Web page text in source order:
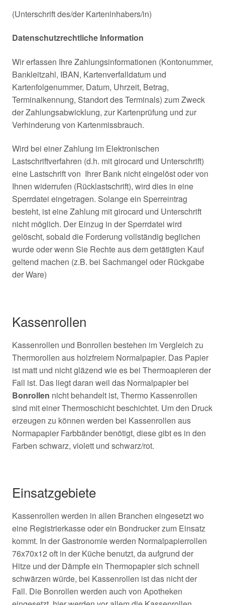
(Unterschrift des/der Karteninhabers/in)
Datenschutzrechtliche Information
Wir erfassen Ihre Zahlungsinformationen (Kontonummer,
Bankleitzahl, IBAN, Kartenverfalldatum und
Kartenfolgenummer, Datum, Uhrzeit, Betrag,
Terminalkennung, Standort des Terminals) zum Zweck
der Zahlungsabwicklung, zur Kartenprüfung und zur
Verhinderung von Kartenmissbrauch.
Wird bei einer Zahlung im Elektronischen
Lastschriftverfahren (d.h. mit girocard und Unterschrift)
eine Lastschrift von Ihrer Bank nicht eingelöst oder von
Ihnen widerrufen (Rücklastschrift), wird dies in eine
Sperrdatei eingetragen. Solange ein Sperreintrag
besteht, ist eine Zahlung mit girocard und Unterschrift
nicht möglich. Der Einzug in der Sperrdatei wird
gelöscht, sobald die Forderung vollständig beglichen
wurde oder wenn Sie Rechte aus dem getätigten Kauf
geltend machen (z.B. bei Sachmangel oder Rückgabe
der Ware)
Kassenrollen
Kassenrollen und Bonrollen bestehen im Vergleich zu
Thermorollen aus holzfreiem Normalpapier. Das Papier
ist matt und nicht gläzend wie es bei Thermoapieren der
Fall ist. Das liegt daran weil das Normalpapier bei
Bonrollen nicht behandelt ist, Thermo Kassenrollen
sind mit einer Thermoschicht beschichtet. Um den Druck
erzeugen zu können werden bei Kassenrollen aus
Normapapier Farbbänder benötigt, diese gibt es in den
Farben schwarz, violett und schwarz/rot.
Einsatzgebiete
Kassenrollen werden in allen Branchen eingesetzt wo
eine Registrierkasse oder ein Bondrucker zum Einsatz
kommt. In der Gastronomie werden Normalpapierrollen
76x70x12 oft in der Küche benutzt, da aufgrund der
Hitze und der Dämpfe ein Thermopapier sich schnell
schwärzen würde, bei Kassenrollen ist das nicht der
Fall. Die Bonrollen werden auch von Apotheken